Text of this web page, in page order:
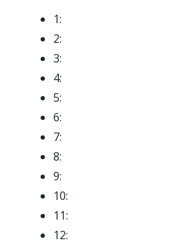
1:
2:
3:
4:
5:
6:
7:
8:
9:
10:
11:
12: